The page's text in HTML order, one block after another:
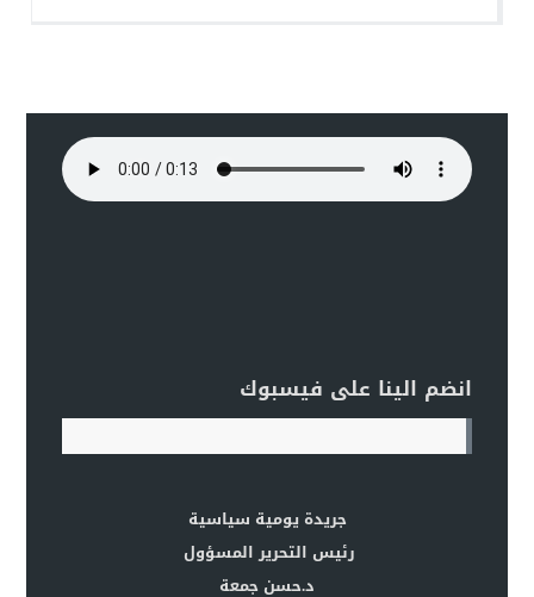
انضم الينا على فيسبوك
جريدة يومية سياسية
رئيس التحرير المسؤول
د.حسن جمعة